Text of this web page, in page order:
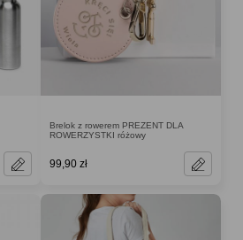
Brelok z rowerem PREZENT DLA
ROWERZYSTKI różowy
99,90 zł